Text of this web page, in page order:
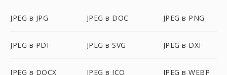
JPEG в JPG JPEG в DOC JPEG в PNG
JPEG в PDF JPEG в SVG JPEG в DXF
JPEG в DOCX JPEG в ICO JPEG в WEBP